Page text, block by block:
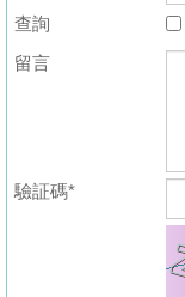
查詢
留言
驗証碼*